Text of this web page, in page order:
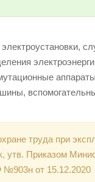
труда при
утв. Приказом
от 15.12.2020